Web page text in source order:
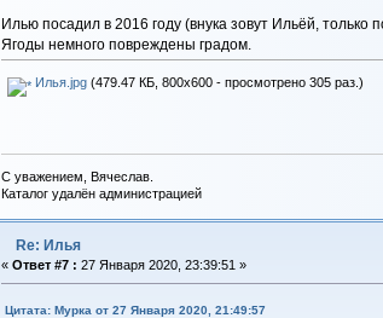
Илью посадил в 2016 году (внука зовут Ильёй, только
Ягоды немного повреждены градом.
Илья.jpg(479.47 КБ, 800x600 - просмотрено 305 раз.)
С уважением, Вячеслав.
Каталог удалён администрацией
Re: Илья
« Ответ #7 : 27 Января 2020, 23:39:51 »
Цитата: Мурка от 27 Января 2020, 21:49:57